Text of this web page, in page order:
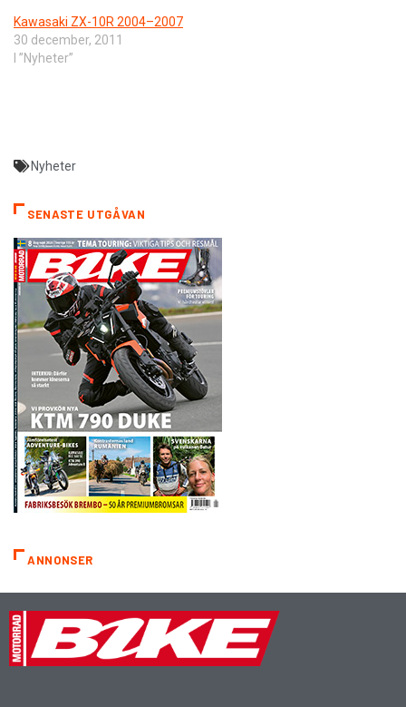
Kawasaki ZX-10R 2004–2007
30 december, 2011
I ”Nyheter”
Nyheter
SENASTE UTGÅVAN
ANNONSER